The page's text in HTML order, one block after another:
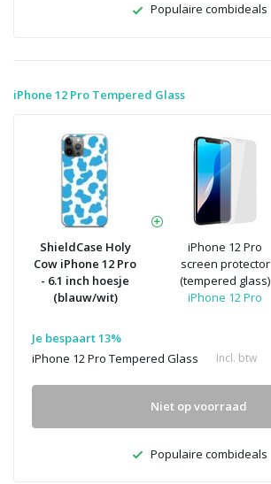
Populaire combideals
iPhone 12 Pro Tempered Glass
ShieldCase Holy
Cow iPhone 12 Pro
- 6.1 inch hoesje
(blauw/wit)
iPhone 12 Pro
screen protector
(tempered glass)
iPhone 12 Pro
Je bespaart 13%
iPhone 12 Pro Tempered Glass Incl. btw
Niet op voorraad
Populaire combideals